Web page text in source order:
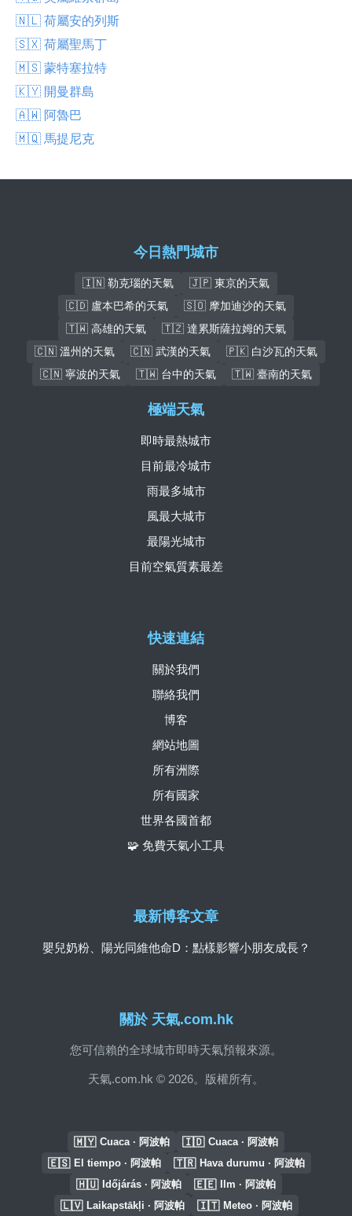
🇳🇱 荷屬安的列斯
🇸🇽 荷屬聖馬丁
🇲🇸 蒙特塞拉特
🇰🇾 開曼群島
🇦🇼 阿魯巴
🇲🇶 馬提尼克
今日熱門城市
🇮🇳 勒克瑙的天氣
🇯🇵 東京的天氣
🇨🇩 盧本巴希的天氣
🇸🇴 摩加迪沙的天氣
🇹🇼 高雄的天氣
🇹🇿 達累斯薩拉姆的天氣
🇨🇳 溫州的天氣
🇨🇳 武漢的天氣
🇵🇰 白沙瓦的天氣
🇨🇳 寧波的天氣
🇹🇼 台中的天氣 🇹🇼 臺南的天氣
關於 天氣.com.hk
您可信賴的全球城市即時天氣預報來源。
天氣.com.hk © 2026。版權所有。
快速連結
關於我們
聯絡我們
博客
網站地圖
所有洲際
所有國家
世界各國首都
🧩 免費天氣小工具
極端天氣
即時最熱城市
目前最冷城市
雨最多城市
風最大城市
最陽光城市
目前空氣質素最差
最新博客文章
嬰兒奶粉、陽光同維他命D：點樣影響小朋友成長？
🇲🇾 Cuaca · 阿波帕 🇮🇩 Cuaca · 阿波帕
🇪🇸 El tiempo · 阿波帕 🇹🇷 Hava durumu · 阿波帕
🇭🇺 Időjárás · 阿波帕 🇪🇪 Ilm · 阿波帕
🇱🇻 Laikapstākļi · 阿波帕 🇮🇹 Meteo · 阿波帕